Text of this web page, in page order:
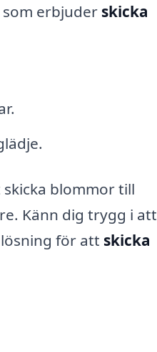
erbjuder skicka
blommor till
Känn dig trygg i att
för att skicka